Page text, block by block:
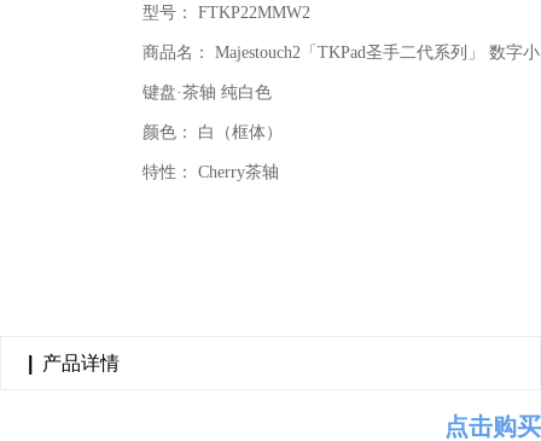
型号： FTKP22MMW2
商品名： Majestouch2「TKPad圣手二代系列」 数字小
键盘·茶轴 纯白色
颜色： 白（框体）
特性： Cherry茶轴
点击购买
产品详情